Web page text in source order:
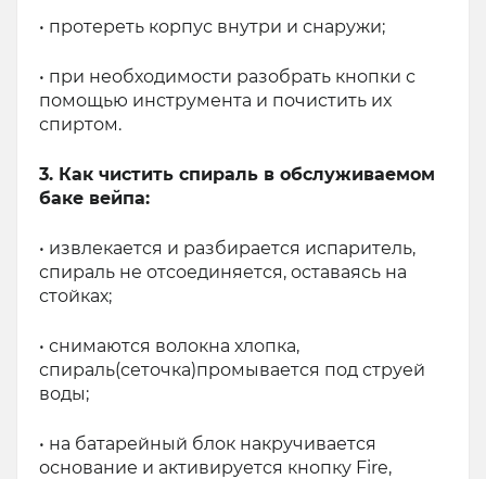
• протереть корпус внутри и снаружи;
• при необходимости разобрать кнопки с
помощью инструмента и почистить их
спиртом.
3. Как чистить спираль в обслуживаемом
баке вейпа:
• извлекается и разбирается испаритель,
спираль не отсоединяется, оставаясь на
стойках;
• снимаются волокна хлопка,
спираль(сеточка)промывается под струей
воды;
• на батарейный блок накручивается
основание и активируется кнопку Fire,